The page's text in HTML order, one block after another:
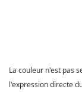
La couleur n'est pas
l'expression directe